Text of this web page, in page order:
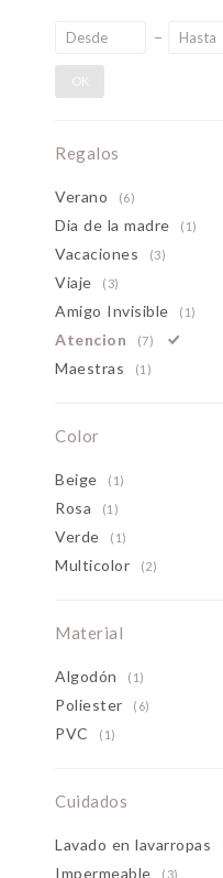
OK
Regalos
Verano (6)
Dia de la madre (1)
Vacaciones (3)
Viaje (3)
Amigo Invisible (1)
Atencion (7)
Maestras (1)
Color
Beige (1)
Rosa (1)
Verde (1)
Multicolor (2)
Material
Algodón (1)
Poliester (6)
PVC (1)
Cuidados
Lavado en lavarropas
Impermeable (3)